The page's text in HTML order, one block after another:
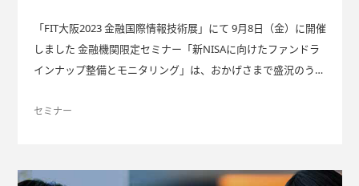
「FIT大阪2023 金融国際情報技術展」にて 9月8日（金）に開催
しました 金融機関限定セミナー「新NISAに向けたファンドラ
インナップ整備とモニタリング」は、おかげさまで盛況のうち
0:00 ~ 10月31日（火）17:00 の間、アーカイブ動画を配信いた
≪セミナー概要≫ 新NISAのスタートを控え、新規取り扱いフ
セミナー